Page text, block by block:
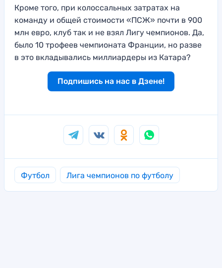
Кроме того, при колоссальных затратах на
команду и общей стоимости «ПСЖ» почти в 900
млн евро, клуб так и не взял Лигу чемпионов. Да,
было 10 трофеев чемпионата Франции, но разве
в это вкладывались миллиардеры из Катара?
Подпишись на нас в Дзене!
Футбол Лига чемпионов по футболу